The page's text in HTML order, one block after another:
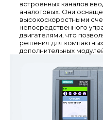
встроенных каналов
аналоговых. Они
высокоскоростными
непосредственного
двигателями, что
решения для
дополнительных